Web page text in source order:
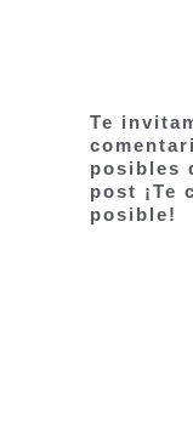
Te
posibles
post ¡Te
posible!